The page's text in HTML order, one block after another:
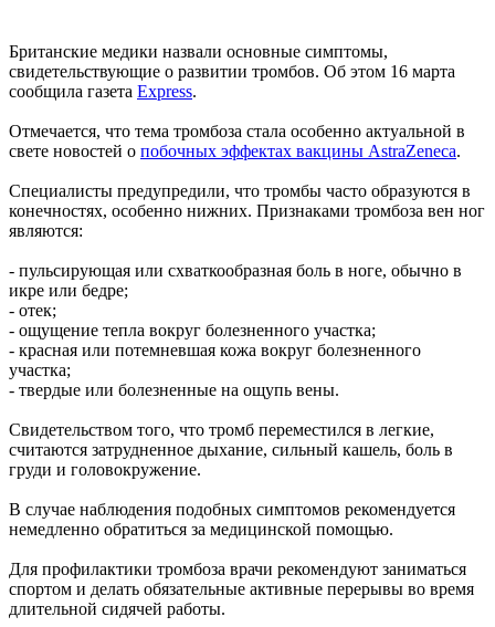
Британские медики назвали основные симптомы,
свидетельствующие о развитии тромбов. Об этом 16 марта
сообщила газета Express.
Отмечается, что тема тромбоза стала особенно актуальной в
свете новостей о побочных эффектах вакцины AstraZeneca.
Специалисты предупредили, что тромбы часто образуются в
конечностях, особенно нижних. Признаками тромбоза вен ног
являются:
- пульсирующая или схваткообразная боль в ноге, обычно в
икре или бедре;
- отек;
- ощущение тепла вокруг болезненного участка;
- красная или потемневшая кожа вокруг болезненного
участка;
- твердые или болезненные на ощупь вены.
Свидетельством того, что тромб переместился в легкие,
считаются затрудненное дыхание, сильный кашель, боль в
груди и головокружение.
В случае наблюдения подобных симптомов рекомендуется
немедленно обратиться за медицинской помощью.
Для профилактики тромбоза врачи рекомендуют заниматься
спортом и делать обязательные активные перерывы во время
длительной сидячей работы.